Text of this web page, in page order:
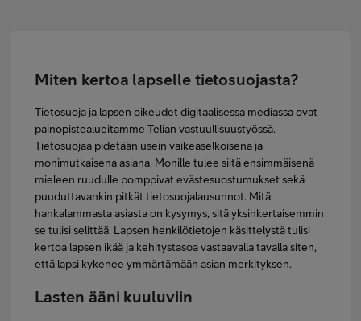
Minun Telia
EN SV
Miten kertoa lapselle tietosuojasta?
Tietosuoja ja lapsen oikeudet digitaalisessa mediassa ovat
painopistealueitamme Telian vastuullisuustyössä.
Tietosuojaa pidetään usein vaikeaselkoisena ja
monimutkaisena asiana. Monille tulee siitä ensimmäisenä
mieleen ruudulle pomppivat evästesuostumukset sekä
puuduttavankin pitkät tietosuojalausunnot. Mitä
hankalammasta asiasta on kysymys, sitä yksinkertaisemmin
se tulisi selittää. Lapsen henkilötietojen käsittelystä tulisi
kertoa lapsen ikää ja kehitystasoa vastaavalla tavalla siten,
että lapsi kykenee ymmärtämään asian merkityksen.
Lasten ääni kuuluviin